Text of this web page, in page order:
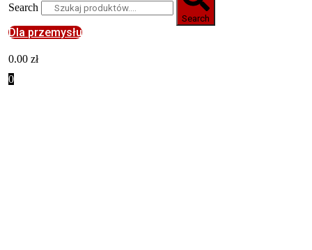
Search
Search
Dla przemysłu
0.00zł
0